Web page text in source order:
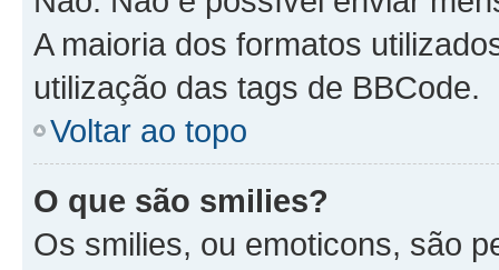
A maioria dos formatos
utilização das tags de BBCode.
Voltar ao topo
O que são smilies?
Os smilies, ou emoticons, são